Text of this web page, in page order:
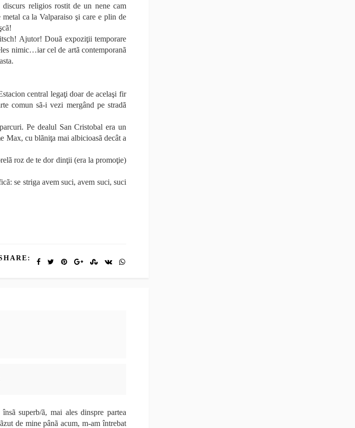
religios rostit de un nene cam
ca la Valparaiso şi care e plin de
Ajutor! Douã expoziţii temporare
nimic…iar cel de artã contemporanã
central legaţi doar de acelaşi fir
comun sã-i vezi mergând pe stradã
Pe dealul San Cristobal era un
Max, cu blãniţa mai albicioasã decât a
roz de te dor dinţii (era la promoţie)
se striga avem suci, avem suci, suci
superb/ã, mai ales dinspre partea
de mine pânã acum, m-am întrebat